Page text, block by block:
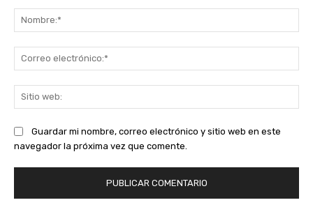
Guardar mi nombre, correo electrónico y sitio web en este
navegador la próxima vez que comente.